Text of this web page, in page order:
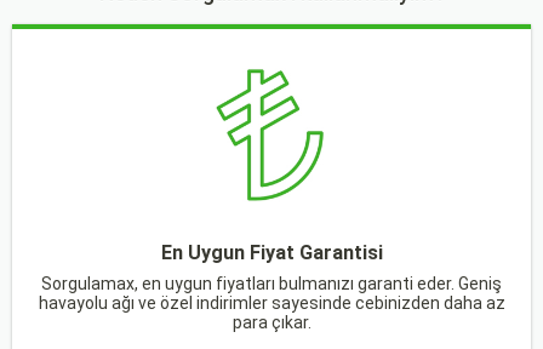
En Uygun Fiyat Garantisi
Sorgulamax, en uygun fiyatları bulmanızı garanti eder. Geniş
havayolu ağı ve özel indirimler sayesinde cebinizden daha az
para çıkar.